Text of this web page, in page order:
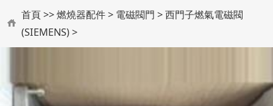
首頁>>燃燒器配件> 電磁閥門 >西門子燃氣電磁閥
(SIEMENS)>